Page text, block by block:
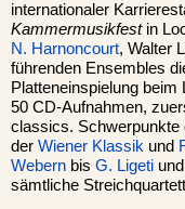
internationaler
Kammermusikfestin
N. Harnoncourt, Walter
führenden Ensembles
Platteneinspielung
50 CD-Aufnahmen,
classics. Schwerpunkte
der Wiener Klassik und
Webern bis G. Ligeti
sämtliche